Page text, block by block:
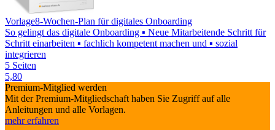
Vorlage8-Wochen-Plan für digitales Onboarding
So gelingt das digitale Onboarding ▪ Neue Mitarbeitende Schritt für
Schritt einarbeiten ▪ fachlich kompetent machen und ▪ sozial
integrieren
5 Seiten
5,80
Premium-Mitglied werden
Mit der Premium-Mitgliedschaft haben Sie Zugriff auf alle
Anleitungen und alle Vorlagen.
mehr erfahren